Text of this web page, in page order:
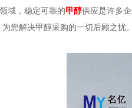
域，稳定可靠的甲醇供应是许多
您解决甲醇采购的一切后顾之忧